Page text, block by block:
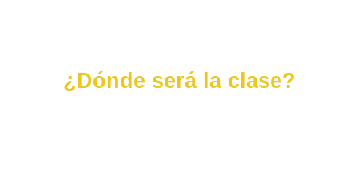
¿Dónde será la clase?